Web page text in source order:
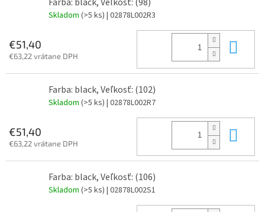
Skladom (>5 ks) | 02878L002R3
€51,40
€63,22 vrátane DPH
Farba: black, Veľkosť: (102)
Skladom (>5 ks) | 02878L002R7
€51,40
€63,22 vrátane DPH
Farba: black, Veľkosť: (106)
Skladom (>5 ks) | 02878L002S1